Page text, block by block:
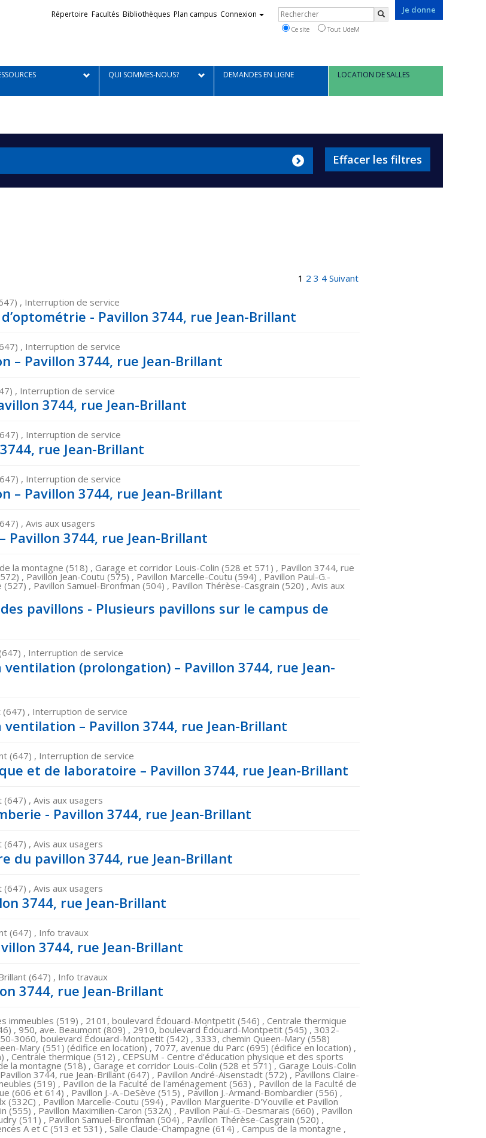
Je donne
Liens
Répertoire Facultés Bibliothèques Plan campus Connexion Rechercher
Ce site Tout UdeM
QUI SOMMES-NOUS? DEMANDES EN LIGNE LOCATION DE SALLES
Effacer les filtres
1 2 3 4 Suivant
, Interruption de service
- Pavillon 3744, rue Jean-Brillant
, Interruption de service
Pavillon 3744, rue Jean-Brillant
, Interruption de service
3744, rue Jean-Brillant
, Interruption de service
rue Jean-Brillant
, Interruption de service
Pavillon 3744, rue Jean-Brillant
, Avis aux usagers
3744, rue Jean-Brillant
la montagne (518) , Garage et corridor Louis-Colin (528 et 571) , Pavillon 3744, rue
, Pavillon Jean-Coutu (575) , Pavillon Marcelle-Coutu (594) , Pavillon Paul-G.-
, Pavillon Samuel-Bronfman (504) , Pavillon Thérèse-Casgrain (520) , Avis aux
pavillons - Plusieurs pavillons sur le campus de
, Interruption de service
(prolongation) – Pavillon 3744, rue Jean-
(647) , Interruption de service
– Pavillon 3744, rue Jean-Brillant
(647) , Interruption de service
et de laboratoire – Pavillon 3744, rue Jean-Brillant
(647) , Avis aux usagers
- Pavillon 3744, rue Jean-Brillant
(647) , Avis aux usagers
du pavillon 3744, rue Jean-Brillant
(647) , Avis aux usagers
3744, rue Jean-Brillant
(647) , Info travaux
3744, rue Jean-Brillant
(647) , Info travaux
3744, rue Jean-Brillant
immeubles (519) , 2101, boulevard Édouard-Montpetit (546) , Centrale thermique
, 950, ave. Beaumont (809) , 2910, boulevard Édouard-Montpetit (545) , 3032-
3060, boulevard Édouard-Montpetit (542) , 3333, chemin Queen-Mary (558)
Mary (551) (édifice en location) , 7077, avenue du Parc (695) (édifice en location) ,
, Centrale thermique (512) , CEPSUM - Centre d'éducation physique et des sports
la montagne (518) , Garage et corridor Louis-Colin (528 et 571) , Garage Louis-Colin
3744, rue Jean-Brillant (647) , Pavillon André-Aisenstadt (572) , Pavillons Claire-
(519) , Pavillon de la Faculté de l'aménagement (563) , Pavillon de la Faculté de
(606 et 614) , Pavillon J.-A.-DeSève (515) , Pavillon J.-Armand-Bombardier (556) ,
(532C) , Pavillon Marcelle-Coutu (594) , Pavillon Marguerite-D'Youville et Pavillon
, Pavillon Maximilien-Caron (532A) , Pavillon Paul-G.-Desmarais (660) , Pavillon
(511) , Pavillon Samuel-Bronfman (504) , Pavillon Thérèse-Casgrain (520) ,
A et C (513 et 531) , Salle Claude-Champagne (614) , Campus de la montagne ,